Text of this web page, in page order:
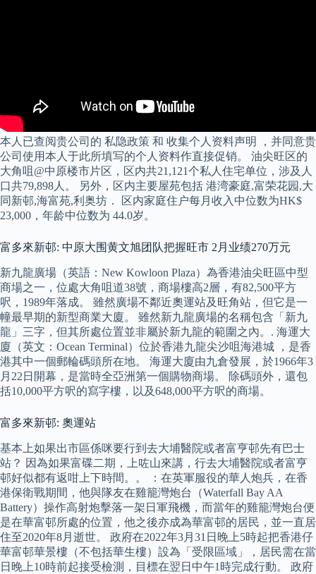
本人已查阅贵公司的 私隐政策 和 收集个人资料声明 ，并同意贵
公司使用本人于此所填写的个人资料作直接促销。 油尖旺区的
大角咀@中原楼市片区，区内共21,121个私人住宅单位，涉及人
口共79,898人。 另外，区内主要屋苑包括 港湾豪庭,富荣花园,大
同新邨,海富苑,利奥坊． 区内家庭住户每月收入中位数为HK$
23,000，年龄中位数为 44.0岁。
富多來新邨: 中原大围黄文旭团队把握旺市 2月业绩270万元
新九龍廣場（英語：New Kowloon Plaza）為香港油尖旺區中型
商場之一，位處大角咀道38號，商場樓高2層，有82,500平方
呎，1989年落成。 雖然廣場不鄰近奧運站及旺角站，但它是一
幢最早期的新型商業大廈。 雖然新九龍廣場的名稱包含「新九
龍」三字，但其所處位置並非屬於新九龍的範圍之內。. 海運大
廈（英文：Ocean Terminal）位於香港九龍尖沙咀海港城 ，是香
港其中一個郵輪碼頭所在地。 海運大廈由九倉發展，於1966年3
月22日開幕，是當時全亞洲第一個購物商場。 除碼頭外，還包
括10,000平方呎的寫字樓，以及648,000平方呎的商場。
富多來新邨: 奧運站
基本上如果出市區係咪要行到去大埔醫院或者富亨邨先有巴士
站？ 因為如果富碟二期，上咗山來講，行去大埔醫院或者富亨
邨好似都有返咁上下時間。。 ：在英軍服役的華人炮兵，在香
港保衛戰期間，他與隊友在雞籠灣炮台（Waterfall Bay AA
Battery）操作高射炮擊落一架日軍飛機，而當年的雞籠灣炮台便
是在華富邨所處的位置，他之後亦成為華富邨的居民，並一直居
住至2020年8月逝世。 政府在2022年3月31日晚上5時起把香港仔
華富邨華景樓（不包括華生樓）設為「受限區域」，居民需在當
日晚上10時前起接受檢測，目標在翌日中午1時完成行動。 政府